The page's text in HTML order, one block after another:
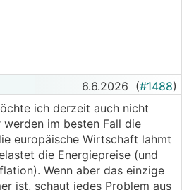
6.6.2026 (#1488)
ich derzeit auch nicht
werden im besten Fall die
europäische Wirtschaft lahmt
die Energiepreise (und
Wenn aber das einzige
ist, schaut jedes Problem aus